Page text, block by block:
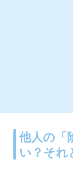
他人の「
い？それ